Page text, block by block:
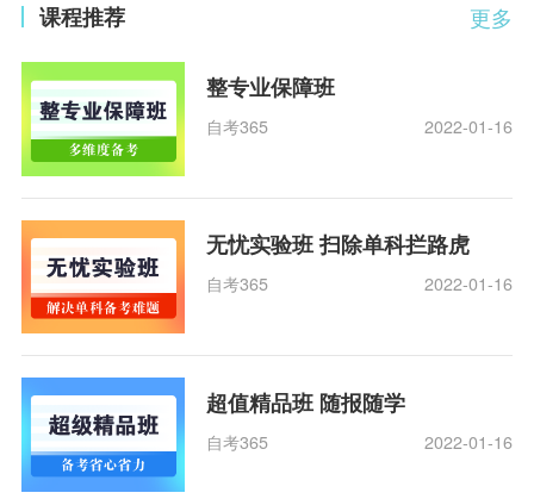
更多
课程推荐
整专业保障班
自考365 2022-01-16
无忧实验班 扫除单科拦路虎
自考365 2022-01-16
超值精品班 随报随学
自考365 2022-01-16